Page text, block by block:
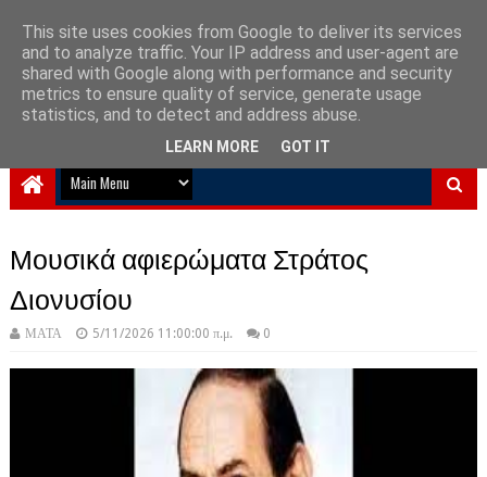
NewPlanet09
Ειδήσεις νέα από την Ελλάδα και τον κόσμο
Μουσικά αφιερώματα Στράτος
Διονυσίου
ΜΑΤΑ 5/11/2026 11:00:00 π.μ. 0
This site uses cookies from Google to deliver its services
and to analyze traffic. Your IP address and user-agent are
shared with Google along with performance and security
metrics to ensure quality of service, generate usage
statistics, and to detect and address abuse.
LEARN MORE GOT IT